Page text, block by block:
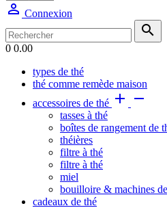
 Connexion

0 0.00
types de thé
thé comme remède maison
accessoires de thé  
tasses à thé
boîtes de rangement de
théières
filtre à thé
filtre à thé
miel
bouilloire & machines
cadeaux de thé